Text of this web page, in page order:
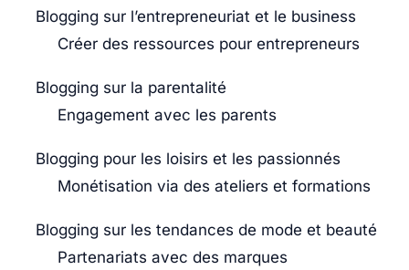
Blogging sur l’entrepreneuriat et le business
Créer des ressources pour entrepreneurs
Blogging sur la parentalité
Engagement avec les parents
Blogging pour les loisirs et les passionnés
Monétisation via des ateliers et formations
Blogging sur les tendances de mode et beauté
Partenariats avec des marques